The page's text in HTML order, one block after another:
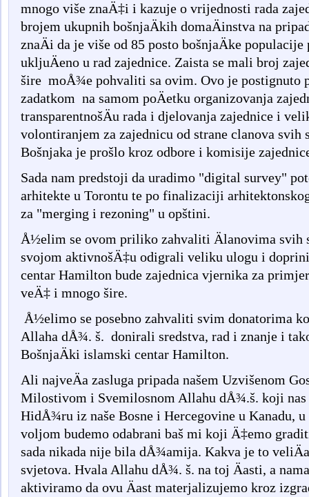
mnogo više znaÄ‡i i kazuje o vrijednosti rada
brojem ukupnih bošnjaÄkih domaÄinstva na
znaÄi da je više od 85 posto bošnjaÄke
ukljuÄeno u rad zajednice. Zaista se mali broj
šire moÅ¾e pohvaliti sa ovim. Ovo je postignuto
zadatkom na samom poÄetku organizovanja
transparentnošÄu rada i djelovanja zajednice i
volontiranjem za zajednicu od strane clanova svih
Bošnjaka je prošlo kroz odbore i komisije
Sada nam predstoji da uradimo "digital survey"
arhitekte u Torontu te po finalizaciji
za "merging i rezoning" u opštini.
Å½elim se ovom priliko zahvaliti Älanovima svih
svojom aktivnošÄ‡u odigrali veliku ulogu i
centar Hamilton bude zajednica vjernika za
veÄ‡ i mnogo šire.
Å½elimo se posebno zahvaliti svim donatorima
Allaha dÅ¾. š. donirali sredstva, rad i znanje i
BošnjaÄki islamski centar Hamilton.
Ali najveÄa zasluga pripada našem Uzvišenom
Milostivom i Svemilosnom Allahu dÅ¾.š. koji nas
HidÅ¾ru iz naše Bosne i Hercegovine u Kanadu,
voljom budemo odabrani baš mi koji Ä‡emo
sada nikada nije bila dÅ¾amija. Kakva je to
svjetova. Hvala Allahu dÅ¾. š. na toj Äasti, a
aktiviramo da ovu Äast materjalizujemo kroz